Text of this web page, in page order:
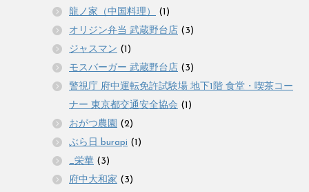
龍ノ家（中国料理）
(1)
オリジン弁当 武蔵野台店 (3)
ジャスマン (1)
モスバーガー 武蔵野台店 (3)
警視庁 府中運転免許試験場 地下1階 食堂・喫茶コー
ナー 東京都交通安全協会 (1)
おがつ農園 (2)
ぶら日 burapi (1)
_栄華 (3)
府中大和家 (3)